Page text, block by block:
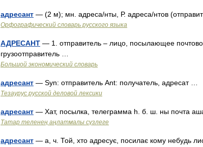
адресант — (2 м); мн. адреса/нты, Р. адреса/нтов
Орфографический словарь русского языка
АДРЕСАНТ — 1. отправитель – лицо, посылающее
грузоотправитель …
Большой экономический словарь
адресант — Syn: отправитель Ant: получатель, адресат …
Тезаурус русской деловой лексики
адресант — Хат, посылка, телеграмма һ. б. ш. ны почта
Татар теленең аңлатмалы сүзлеге
адресант — а, ч. Той, хто адресує, посилає кому небудь